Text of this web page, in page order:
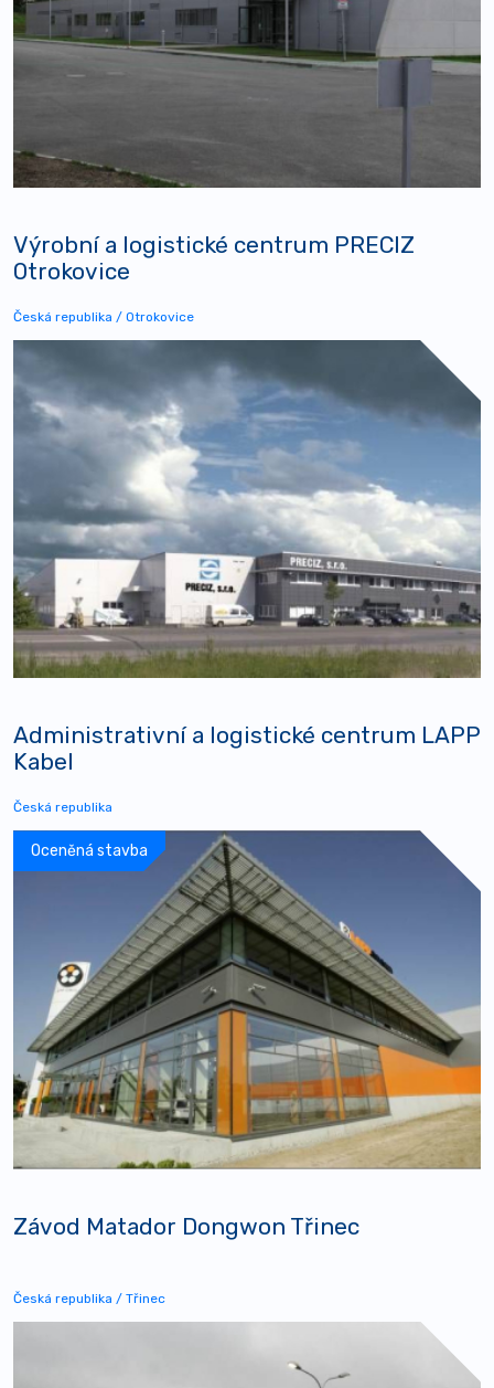
Výrobní a logistické centrum PRECIZ
Otrokovice
Česká republika / Otrokovice
Administrativní a logistické centrum LAPP
Kabel
Česká republika
Oceněná stavba
Závod Matador Dongwon Třinec
Česká republika / Třinec